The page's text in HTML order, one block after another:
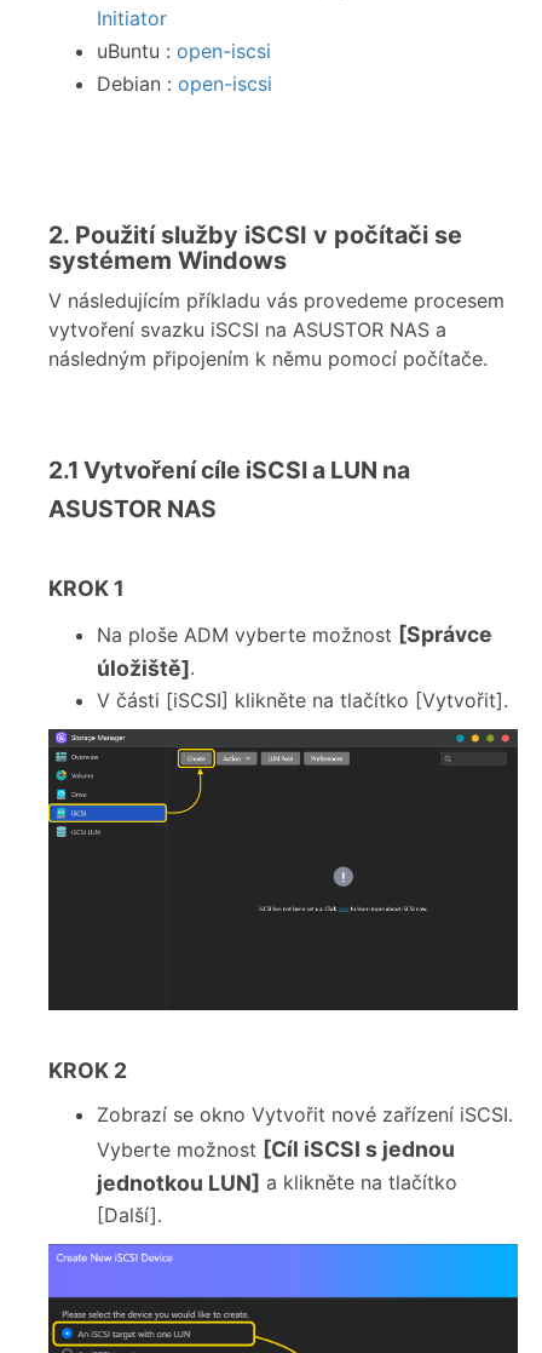
Initiator
uBuntu : open-iscsi
Debian : open-iscsi
2. Použití služby iSCSI v počítači se
systémem Windows
V následujícím příkladu vás provedeme procesem
vytvoření svazku iSCSI na ASUSTOR NAS a
následným připojením k němu pomocí počítače.
2.1 Vytvoření cíle iSCSI a LUN na
ASUSTOR NAS
KROK 1
Na ploše ADM vyberte možnost [Správce
úložiště].
V části [iSCSI] klikněte na tlačítko [Vytvořit].
KROK 2
Zobrazí se okno Vytvořit nové zařízení iSCSI.
Vyberte možnost [Cíl iSCSI s jednou
jednotkou LUN] a klikněte na tlačítko
[Další].